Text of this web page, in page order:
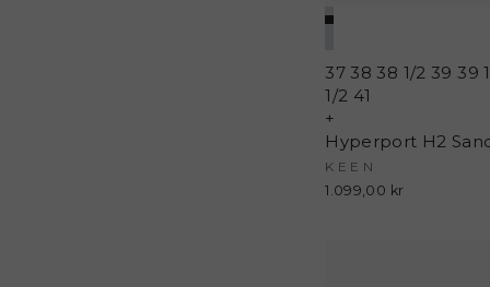
373838 1/23939
1/2 41
+
KEEN
1.099,00 kr